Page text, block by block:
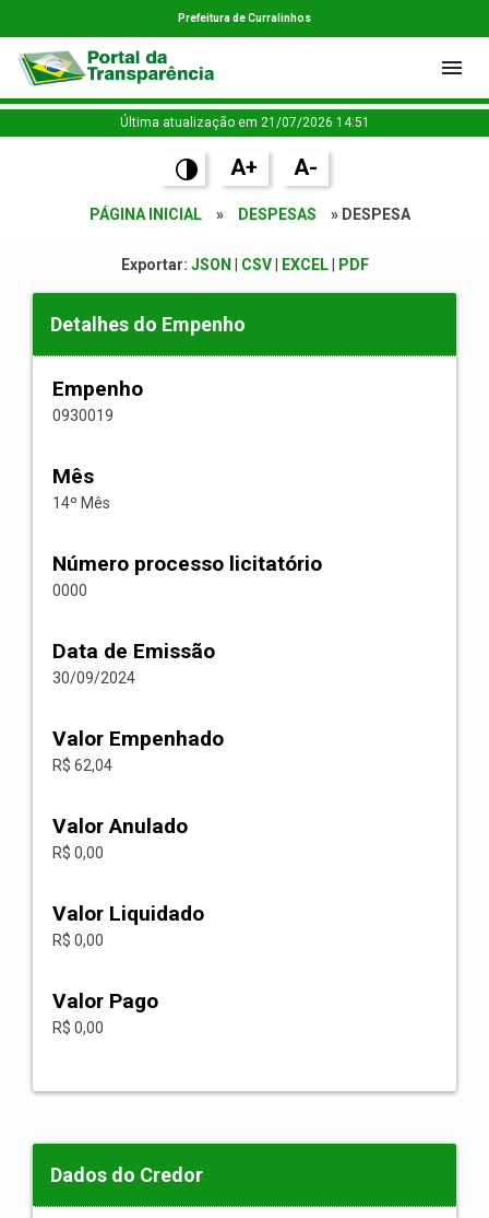
Prefeitura de Curralinhos
Última atualização em 21/07/2026 14:51
A+ A-
PÁGINA INICIAL » DESPESAS » DESPESA
Exportar: JSON CSV| EXCEL| PDF
Detalhes do Empenho
Empenho
0930019
Mês
14º Mês
Número processo licitatório
0000
Data de Emissão
30/09/2024
Valor Empenhado
R$ 62,04
Valor Anulado
R$ 0,00
Valor Liquidado
R$ 0,00
Valor Pago
R$ 0,00
Dados do Credor